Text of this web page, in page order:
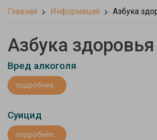
Главная Информация Азбука
Азбука здоровья
Вред алкоголя
подробнее...
Суицид
подробнее...